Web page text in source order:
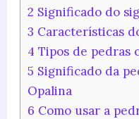
2 Significado do
3 Características
4 Tipos de pedras
5 Significado da
Opalina
6 Como usar a